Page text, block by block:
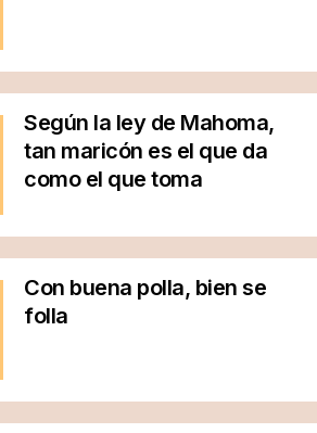
Según la ley de Mahoma,
tan maricón es el que da
como el que toma
Con buena polla, bien se
folla